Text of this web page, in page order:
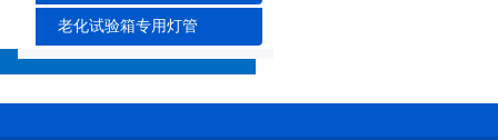
老化试验箱专用灯管